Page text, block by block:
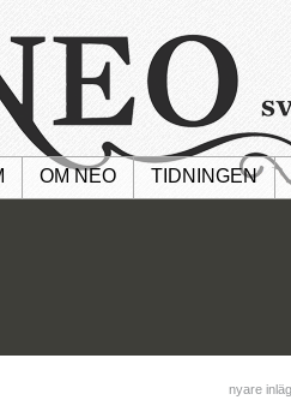
OM NEO TIDNINGEN
nyare